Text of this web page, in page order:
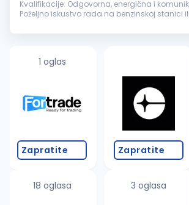
Kvalifikacije: Odgovorna, energična i komunikativna osoba.
Poželjno iskustvo rada na benzinskoj stanici
napredovanja, rad...
1 oglas
Zapratite
18 oglasa
Zapratite
3 oglasa